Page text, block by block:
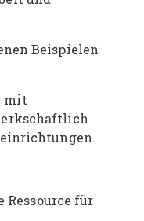
Beispielen
mit
Ressource für